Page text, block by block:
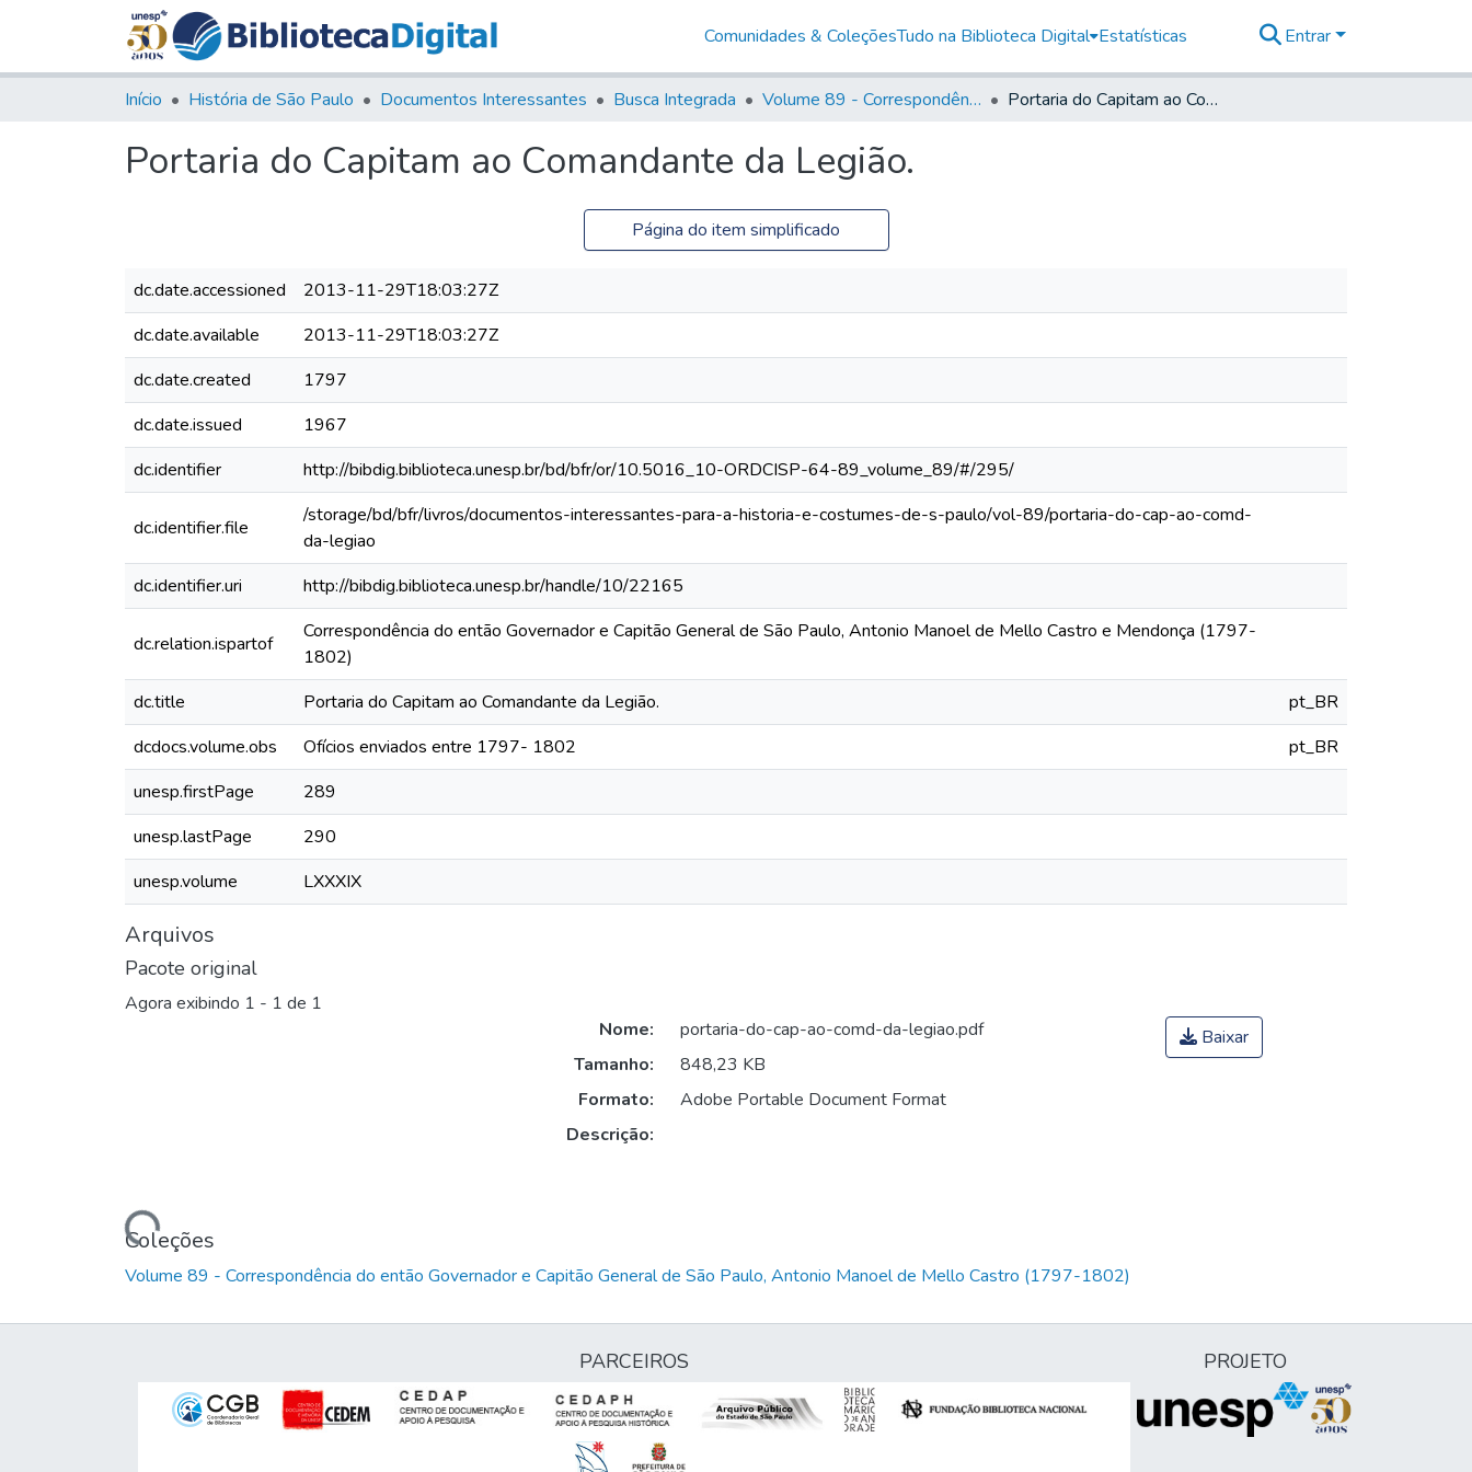
Comunidades & ColeçõesTudo na Biblioteca Digital Estatísticas Entrar
Início História de São Paulo Documentos Interessantes Busca Integrada Volume 89 - Correspondência do então Governador e Capitão General de São Paulo, Antonio Manoel de Mello Castro (1797-1802) Portaria do Capitam ao Comandante da Legião.
Portaria do Capitam ao Comandante da Legião.
Página do item simplificado
dc.date.accessioned
2013-11-29T18:03:27Z
dc.date.available
2013-11-29T18:03:27Z
dc.date.created
1797
dc.date.issued
1967
dc.identifier
http://bibdig.biblioteca.unesp.br/bd/bfr/or/10.5016_10-ORDCISP-64-89_volume_89/#/295/
dc.identifier.file
/storage/bd/bfr/livros/documentos-interessantes-para-a-historia-e-costumes-de-s-paulo/vol-89/portaria-do-cap-ao-comd-
da-legiao
dc.identifier.uri
http://bibdig.biblioteca.unesp.br/handle/10/22165
dc.relation.ispartof
Correspondência do então Governador e Capitão General de São Paulo, Antonio Manoel de Mello Castro e Mendonça (1797-
1802)
dc.title
Portaria do Capitam ao Comandante da Legião.
pt_BR
dcdocs.volume.obs
Ofícios enviados entre 1797- 1802
pt_BR
unesp.firstPage
289
unesp.lastPage
290
unesp.volume
LXXXIX
Arquivos
Pacote original
Agora exibindo 1 - 1 de 1
Carregando...
Nome:
portaria-do-cap-ao-comd-da-legiao.pdf
Tamanho:
848,23 KB
Formato:
Adobe Portable Document Format
Descrição:
Baixar
Coleções
Volume 89 - Correspondência do então Governador e Capitão General de São Paulo, Antonio Manoel de Mello Castro (1797-1802)
PARCEIROS PROJETO